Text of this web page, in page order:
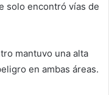
solo encontró vías de
mantuvo una alta
en ambas áreas.